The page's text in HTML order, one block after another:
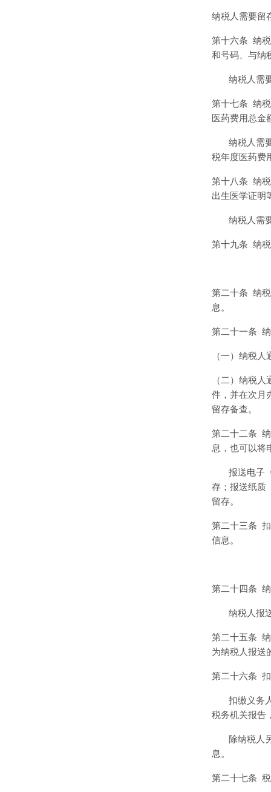
纳税人需要留
第十六条 纳
和号码、与纳
纳税人需
第十七条 纳
医药费用总金
纳税人需
税年度医药费
第十八条 纳
出生医学证明
纳税人需
第十九条 纳
第二十条 纳
息。
第二十一条
（一）纳税
（二）纳税
件，并在次月
留存备查。
第二十二条
息，也可以将
报送电子
存；报送纸质
留存。
第二十三条
信息。
第二十四条
纳税人报
第二十五条
为纳税人报送
第二十六条
扣缴义务
税务机关报告
除纳税人
息。
第二十七条